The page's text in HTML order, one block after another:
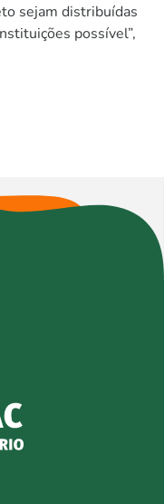
sejam distribuídas
possível”,